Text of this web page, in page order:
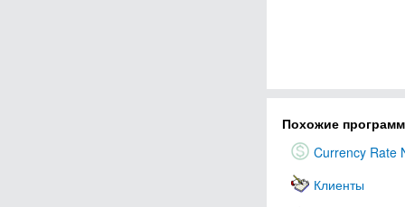
Похожие
Currency Rate
Клиенты